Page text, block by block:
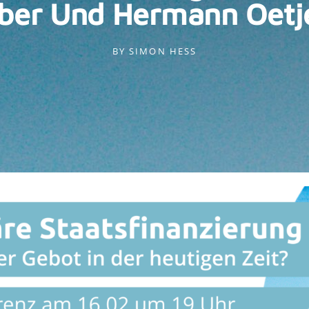
Und Hermann
BY SIMON HESS